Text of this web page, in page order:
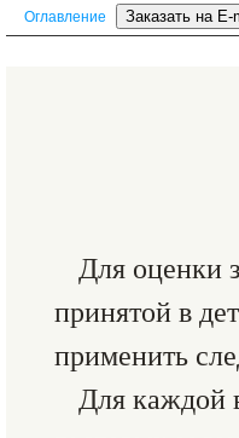
Оглавление
Для оценки
принятой в
применить
Для каждой